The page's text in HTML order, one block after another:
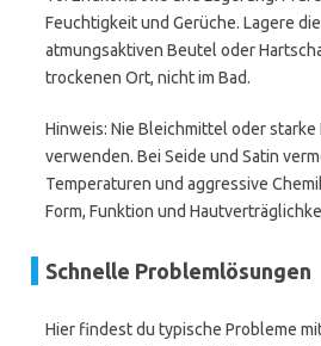
Feuchtigkeit und Gerüche. Lagere
atmungsaktiven Beutel oder
trockenen Ort, nicht im Bad.
Hinweis: Nie Bleichmittel oder
verwenden. Bei Seide und Satin
Temperaturen und aggressive
Form, Funktion und
Schnelle Problemlösungen
Hier findest du typische Probleme